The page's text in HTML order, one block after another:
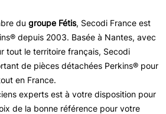
du groupe Fétis, Secodi France est
depuis 2003. Basée à Nantes, avec
tout le territoire français, Secodi
de pièces détachées Perkins® pour
en France.
experts est à votre disposition pour
de la bonne référence pour votre